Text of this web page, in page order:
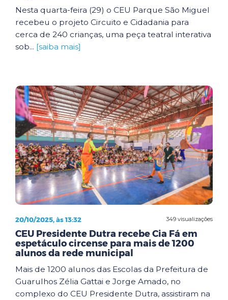
Nesta quarta-feira (29) o CEU Parque São Miguel
recebeu o projeto Circuito e Cidadania para
cerca de 240 crianças, uma peça teatral interativa
sob... [saiba mais]
349 visualizações
20/10/2025, às 13:32
CEU Presidente Dutra recebe Cia Fá em
espetáculo circense para mais de 1200
alunos da rede municipal
Mais de 1200 alunos das Escolas da Prefeitura de
Guarulhos Zélia Gattai e Jorge Amado, no
complexo do CEU Presidente Dutra, assistiram na